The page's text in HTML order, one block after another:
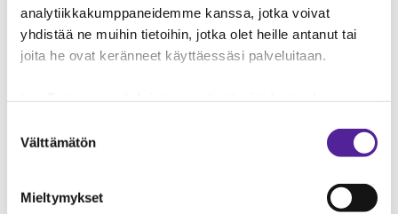
analytiikkakumppaneidemme kanssa, jotka voivat
yhdistää ne muihin tietoihin, jotka olet heille antanut tai
joita he ovat keränneet käyttäessäsi palveluitaan.
henkilökohtaisia tietojasi.
Googlen Business Data
-sivuston mukaisesti varmistamme
valinta
Välttämätön
Mieltymykset
Mikäli sinulla on voimassaoleva
ilmastointipätevyys KU tai KU-A se on voimassa
voimassaolon täältä:https://tukes.fi/kylmaalan-
Huom! Osallistujilta edellytetään voimassa